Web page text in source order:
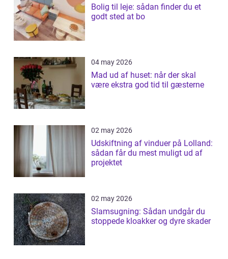
Bolig til leje: sådan finder du et
godt sted at bo
04 may 2026
Mad ud af huset: når der skal
være ekstra god tid til gæsterne
02 may 2026
Udskiftning af vinduer på Lolland:
sådan får du mest muligt ud af
projektet
02 may 2026
Slamsugning: Sådan undgår du
stoppede kloakker og dyre skader